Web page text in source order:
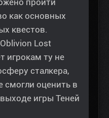
пройти
как основных
квестов.
Lost
игрокам ту не
сталкера,
смогли оценить в
игры Теней